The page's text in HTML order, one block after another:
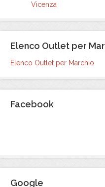
Vicenza
Elenco Outlet per
Elenco Outlet per Marchio
Facebook
Google